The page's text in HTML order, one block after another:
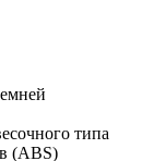
типа
(ABS)